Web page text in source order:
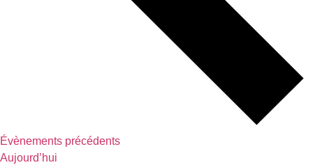
Évènements précédents
Aujourd’hui